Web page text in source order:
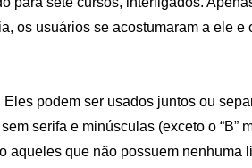
os usuários se acostumaram a ele
podem ser usados ​​juntos ou
serifa e minúsculas (exceto o “B”
aqueles que não possuem nenhuma